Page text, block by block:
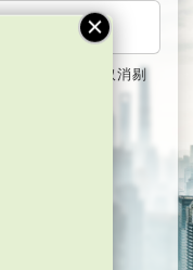
用电脑，紧记取消剔